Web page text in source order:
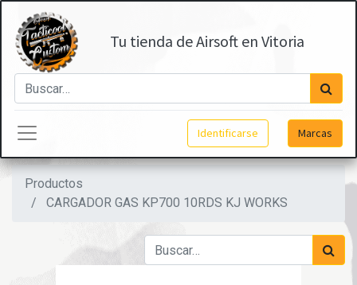
Tu tienda de Airsoft en Vitoria
Identificarse Marcas
Productos
CARGADOR GAS KP700 10RDS KJ WORKS